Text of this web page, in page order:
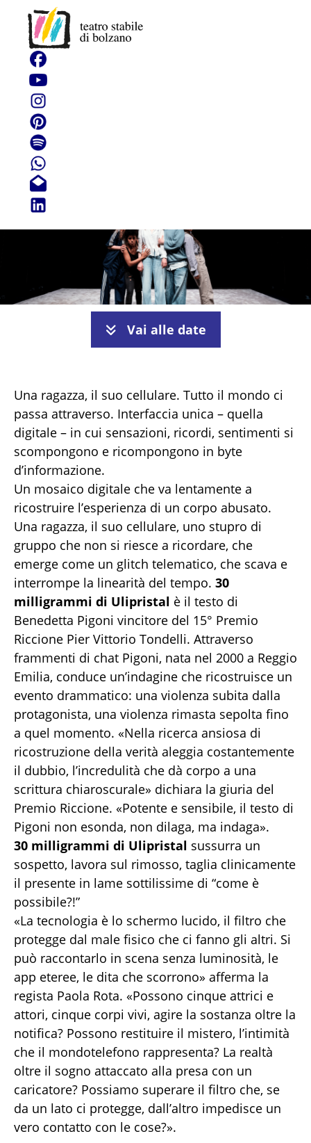
30 milligrammi di
Ulipristal
Vai alle date
Una ragazza, il suo cellulare. Tutto il mondo ci
passa attraverso. Interfaccia unica – quella
digitale – in cui sensazioni, ricordi, sentimenti si
scompongono e ricompongono in byte
d’informazione.
Un mosaico digitale che va lentamente a
ricostruire l’esperienza di un corpo abusato.
Una ragazza, il suo cellulare, uno stupro di
gruppo che non si riesce a ricordare, che
emerge come un glitch telematico, che scava e
interrompe la linearità del tempo. 30
milligrammi di Ulipristal è il testo di
Benedetta Pigoni vincitore del 15° Premio
Riccione Pier Vittorio Tondelli. Attraverso
frammenti di chat Pigoni, nata nel 2000 a Reggio
Emilia, conduce un’indagine che ricostruisce un
evento drammatico: una violenza subita dalla
protagonista, una violenza rimasta sepolta fino
a quel momento. «Nella ricerca ansiosa di
ricostruzione della verità aleggia costantemente
il dubbio, l’incredulità che dà corpo a una
scrittura chiaroscurale» dichiara la giuria del
Premio Riccione. «Potente e sensibile, il testo di
Pigoni non esonda, non dilaga, ma indaga».
30 milligrammi di Ulipristal sussurra un
sospetto, lavora sul rimosso, taglia clinicamente
il presente in lame sottilissime di “come è
possibile?!”
«La tecnologia è lo schermo lucido, il filtro che
protegge dal male fisico che ci fanno gli altri. Si
può raccontarlo in scena senza luminosità, le
app eteree, le dita che scorrono» afferma la
regista Paola Rota. «Possono cinque attrici e
attori, cinque corpi vivi, agire la sostanza oltre la
notifica? Possono restituire il mistero, l’intimità
che il mondotelefono rappresenta? La realtà
oltre il sogno attaccato alla presa con un
caricatore? Possiamo superare il filtro che, se
da un lato ci protegge, dall’altro impedisce un
vero contatto con le cose?».